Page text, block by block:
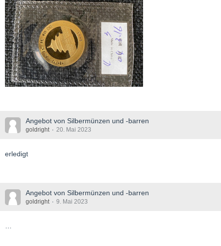
Angebot von Silbermünzen und -barren
goldright 20. Mai 2023
erledigt
Angebot von Silbermünzen und -barren
goldright 9. Mai 2023
…